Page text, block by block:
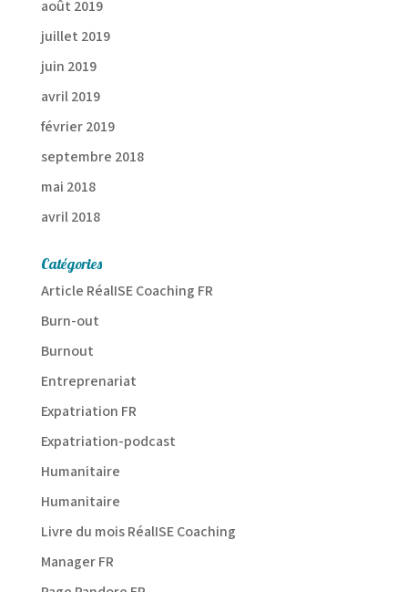
août 2019
juillet 2019
juin 2019
avril 2019
février 2019
septembre 2018
mai 2018
avril 2018
Catégories
Article RéalISE Coaching FR
Burn-out
Burnout
Entreprenariat
Expatriation FR
Expatriation-podcast
Humanitaire
Humanitaire
Livre du mois RéalISE Coaching
Manager FR